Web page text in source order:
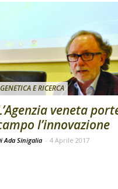
GENETICA E RICERCA
veneta
l’innovazione
Ada Sinigalia - 4 Aprile 2017